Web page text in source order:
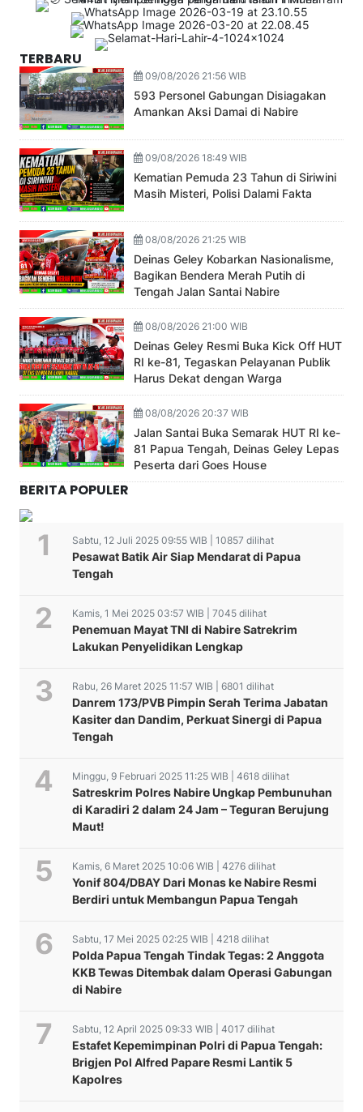
TERBARU
09/08/2026 21:56 WIB
593 Personel Gabungan Disiagakan
Amankan Aksi Damai di Nabire
09/08/2026 18:49 WIB
Kematian Pemuda 23 Tahun di Siriwini
Masih Misteri, Polisi Dalami Fakta
08/08/2026 21:25 WIB
Deinas Geley Kobarkan Nasionalisme,
Bagikan Bendera Merah Putih di
Tengah Jalan Santai Nabire
08/08/2026 21:00 WIB
Deinas Geley Resmi Buka Kick Off HUT
RI ke-81, Tegaskan Pelayanan Publik
Harus Dekat dengan Warga
08/08/2026 20:37 WIB
Jalan Santai Buka Semarak HUT RI ke-
81 Papua Tengah, Deinas Geley Lepas
Peserta dari Goes House
BERITA POPULER
Sabtu, 12 Juli 2025 09:55 WIB | 10857 dilihat
Pesawat Batik Air Siap Mendarat di Papua
Tengah
Kamis, 1 Mei 2025 03:57 WIB | 7045 dilihat
Penemuan Mayat TNI di Nabire Satrekrim
Lakukan Penyelidikan Lengkap
Rabu, 26 Maret 2025 11:57 WIB | 6801 dilihat
Danrem 173/PVB Pimpin Serah Terima Jabatan
Kasiter dan Dandim, Perkuat Sinergi di Papua
Tengah
Minggu, 9 Februari 2025 11:25 WIB | 4618 dilihat
Satreskrim Polres Nabire Ungkap Pembunuhan
di Karadiri 2 dalam 24 Jam – Teguran Berujung
Maut!
Kamis, 6 Maret 2025 10:06 WIB | 4276 dilihat
Yonif 804/DBAY Dari Monas ke Nabire Resmi
Berdiri untuk Membangun Papua Tengah
Sabtu, 17 Mei 2025 02:25 WIB | 4218 dilihat
Polda Papua Tengah Tindak Tegas: 2 Anggota
KKB Tewas Ditembak dalam Operasi Gabungan
di Nabire
Sabtu, 12 April 2025 09:33 WIB | 4017 dilihat
Estafet Kepemimpinan Polri di Papua Tengah:
Brigjen Pol Alfred Papare Resmi Lantik 5
Kapolres